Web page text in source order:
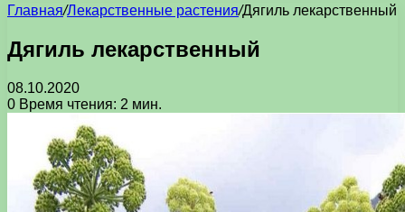
Главная/Лекарственные растения/Дягиль лекарственный
Дягиль лекарственный
08.10.2020
0 Время чтения: 2 мин.